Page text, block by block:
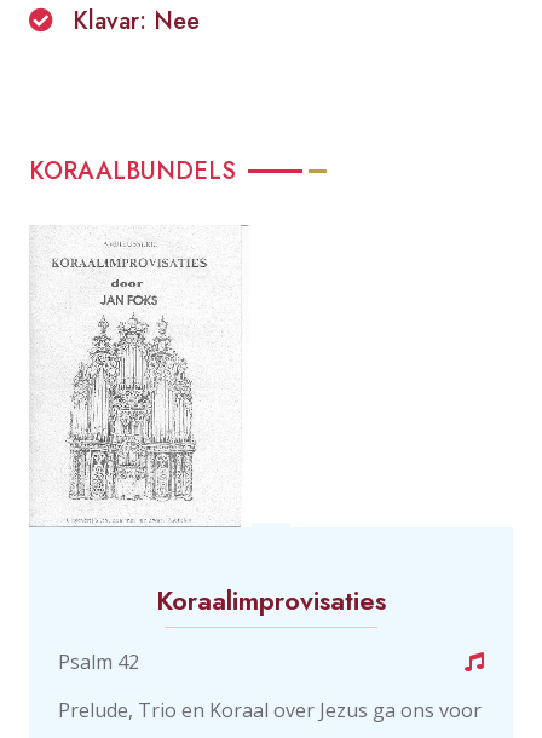
Klavar: Nee
KORAALBUNDELS
Koraalimprovisaties
Psalm 42
Prelude, Trio en Koraal over Jezus ga ons voor